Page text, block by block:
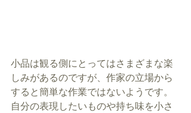
小品は観る側にとってはさまざまな楽
しみがあるのですが、作家の立場から
すると簡単な作業ではないようです。
自分の表現したいものや持ち味を小さ